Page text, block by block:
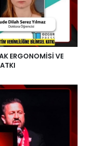
ERGONOMİSİ VE